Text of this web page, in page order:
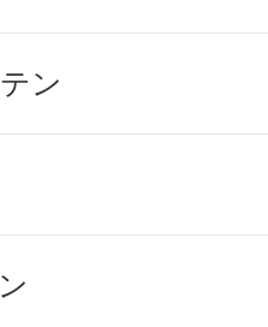
ンケア
クアップ
ン